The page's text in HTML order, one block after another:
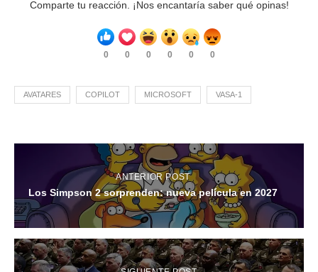
Comparte tu reacción. ¡Nos encantaría saber qué opinas!
0 0 0 0 0 0
AVATARES COPILOT MICROSOFT VASA-1
ANTERIOR POST
Los Simpson 2 sorprenden: nueva película en 2027